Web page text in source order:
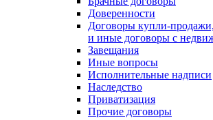
Доверенности
Договоры купли-
и иные договоры с
Завещания
Иные вопросы
Исполнительные надписи
Наследство
Приватизация
Прочие договоры